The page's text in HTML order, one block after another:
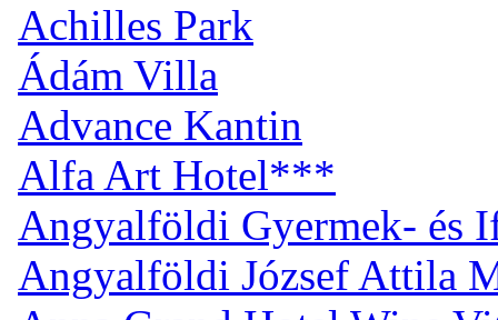
Achilles Park
Ádám Villa
Advance Kantin
Alfa Art Hotel***
Angyalföldi Gyermek- és
Angyalföldi József Attila